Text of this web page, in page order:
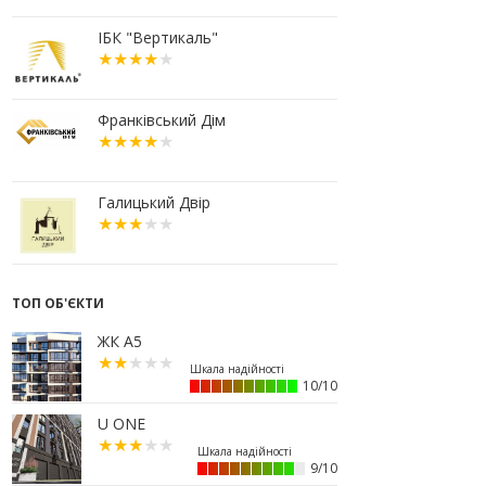
охочих купити офісний комплекс
збанкрутілої компанії з групи
«Приват»
липня: як дізнатися суму і
правильно сплатити кошти
18:52
Іпотека під 3% та нові ліміти
площі: як оновлені правила
«єОселі» працюють на
Прикарпатті
14:00
Як поєднувати кольори в
інтер’єрі: тренди 2026 року
12:38
Компанія співвласниці
"Буковелю" викупить землю в
центрі Івано-Франківська
10:22
Прокуратура вимагає повернути
34 гектари землі громаді Івано-
Франківська
ІБК "Вертикаль"
Франківський Дім
Галицький Двір
ТОП ОБ'ЄКТИ
ЖК А5
10/10
U ONE
9/10